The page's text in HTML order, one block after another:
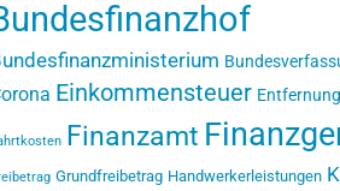
Einkommensteuer
Finanzamt
Grundfreibetrag Handwerkerleistungen